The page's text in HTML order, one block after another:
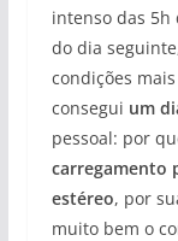
intenso das 5h
do dia
condições
consegui um
pessoal: por
carregamento
estéreo, por
muito bem o